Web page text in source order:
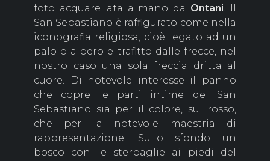
foto acquarellata a mano da Ontani. Il
San Sebastiano è raffigurato come nella
iconografia religiosa, cioè legato ad un
palo o albero e trafitto dalle frecce, nel
nostro caso una sola freccia dritta al
cuore. Di notevole interesse il panno
che copre le parti intime del San
Sebastiano sia per il colore, sul rosso,
che per la notevole maestria di
rappresentazione. Sullo sfondo un
bosco con le sterpaglie ai piedi del